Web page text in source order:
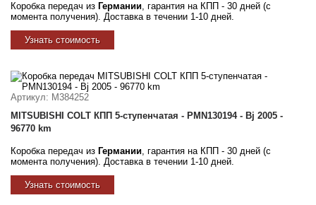
Коробка передач из Германии, гарантия на КПП - 30 дней (с
момента получения). Доставка в течении 1-10 дней.
Узнать стоимость
Артикул: M384252
MITSUBISHI COLT КПП 5-ступенчатая - PMN130194 - Bj 2005 -
96770 km
Коробка передач из Германии, гарантия на КПП - 30 дней (с
момента получения). Доставка в течении 1-10 дней.
Узнать стоимость